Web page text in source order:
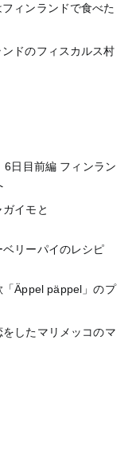
ィンランドで食べた
ドのフィスカルス村
6日目前編 フィンラン
イモと
リーパイのレシピ
「Äppel päppel」のプ
したマリメッコのマ